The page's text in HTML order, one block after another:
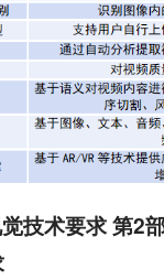
技术要求 第2